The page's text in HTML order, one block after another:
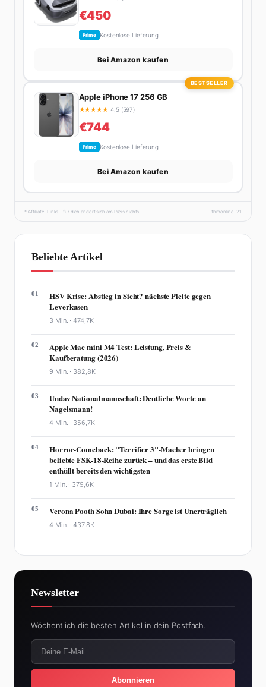
€450
Prime Kostenlose Lieferung
Bei Amazon kaufen
BESTSELLER
Apple iPhone 17 256 GB
★★★★★ 4.5 (597)
€744
Prime Kostenlose Lieferung
Bei Amazon kaufen
* Affiliate-Links – für dich ändert sich am Preis nichts. fhmonline-21
Beliebte Artikel
01
HSV Krise: Abstieg in Sicht? nächste Pleite gegen
Leverkusen
3 Min. ·474,7K
02
Apple Mac mini M4 Test: Leistung, Preis &
Kaufberatung (2026)
9 Min. · 382,8K
03
Undav Nationalmannschaft: Deutliche Worte an
Nagelsmann!
4 Min. · 356,7K
04
Horror-Comeback: "Terrifier 3"-Macher bringen
beliebte FSK-18-Reihe zurück – und das erste Bild
enthüllt bereits den wichtigsten
1 Min. · 379,6K
05 Verona Pooth Sohn Dubai: Ihre Sorge ist Unerträglich
4 Min. ·437,8K
Newsletter
Wöchentlich die besten Artikel in dein Postfach.
Abonnieren